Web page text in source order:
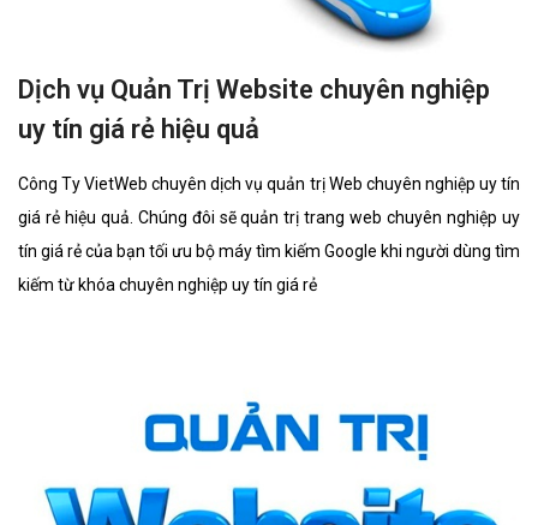
Dịch vụ Quản Trị Website chuyên nghiệp
uy tín giá rẻ hiệu quả
Công Ty VietWeb chuyên dịch vụ quản trị Web chuyên nghiệp uy tín
giá rẻ hiệu quả. Chúng đôi sẽ quản trị trang web chuyên nghiệp uy
tín giá rẻ của bạn tối ưu bộ máy tìm kiếm Google khi người dùng tìm
kiếm từ khóa chuyên nghiệp uy tín giá rẻ